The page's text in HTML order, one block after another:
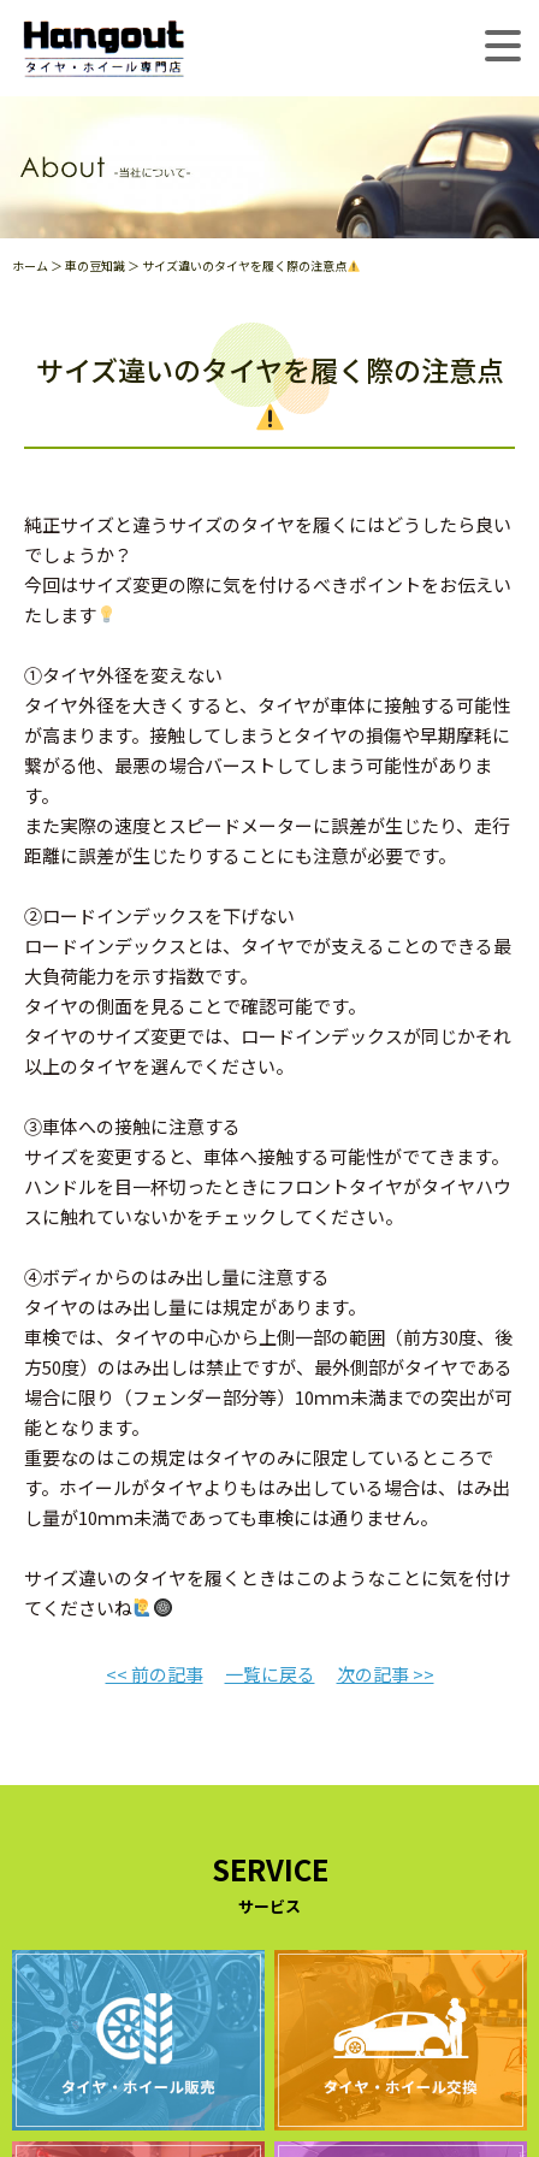
ホーム ＞ 車の豆知識 ＞ サイズ違いのタイヤを履く際の注意点
サイズ違いのタイヤを履く際の注意点
純正サイズと違うサイズのタイヤを履くにはどうしたら良い
でしょうか？
今回はサイズ変更の際に気を付けるべきポイントをお伝えい
たします
①タイヤ外径を変えない
タイヤ外径を大きくすると、タイヤが車体に接触する可能性
が高まります。接触してしまうとタイヤの損傷や早期摩耗に
繋がる他、最悪の場合バーストしてしまう可能性がありま
す。
また実際の速度とスピードメーターに誤差が生じたり、走行
距離に誤差が生じたりすることにも注意が必要です。
②ロードインデックスを下げない
ロードインデックスとは、タイヤでが支えることのできる最
大負荷能力を示す指数です。
タイヤの側面を見ることで確認可能です。
タイヤのサイズ変更では、ロードインデックスが同じかそれ
以上のタイヤを選んでください。
③車体への接触に注意する
サイズを変更すると、車体へ接触する可能性がでてきます。
ハンドルを目一杯切ったときにフロントタイヤがタイヤハウ
スに触れていないかをチェックしてください。
④ボディからのはみ出し量に注意する
タイヤのはみ出し量には規定があります。
車検では、タイヤの中心から上側一部の範囲（前方30度、後
方50度）のはみ出しは禁止ですが、最外側部がタイヤである
場合に限り（フェンダー部分等）10ｍｍ未満までの突出が可
能となります。
重要なのはこの規定はタイヤのみに限定しているところで
す。ホイールがタイヤよりもはみ出している場合は、はみ出
し量が10ｍｍ未満であっても車検には通りません。
サイズ違いのタイヤを履くときはこのようなことに気を付け
てくださいね
<< 前の記事 一覧に戻る 次の記事 >>
SERVICE
サービス